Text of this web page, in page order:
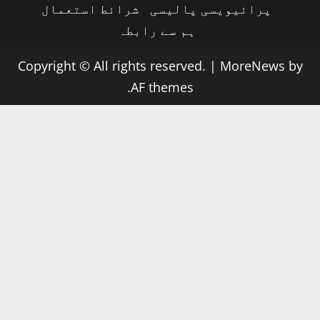
پرائیویسی پالیسی
شرائط استعمال
ہم سے رابطہ
Copyright © All rights reserved. | MoreNews by
AF themes.